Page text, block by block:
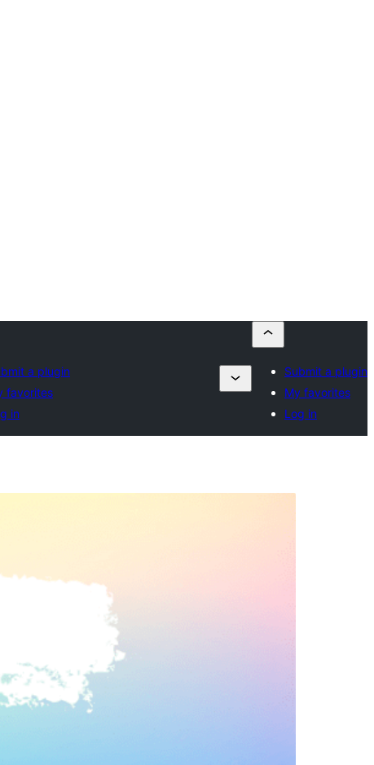
a plugin
favorites
in
Submit a plugin
My favorites
Log in